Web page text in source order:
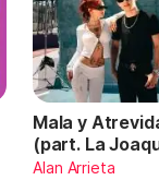
Mala y
(part. La
Alan Arrieta